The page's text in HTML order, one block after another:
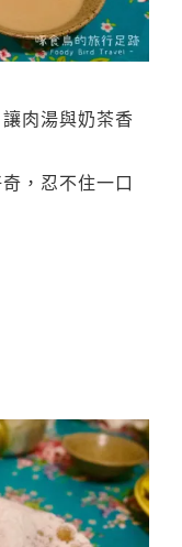
肉湯與奶茶香
，忍不住一口